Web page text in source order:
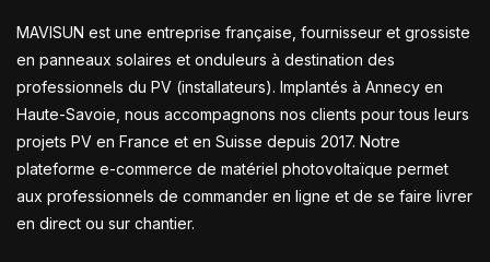
MAVISUN est une entreprise française, fournisseur et grossiste
en panneaux solaires et onduleurs à destination des
professionnels du PV (installateurs). Implantés à Annecy en
Haute-Savoie, nous accompagnons nos clients pour tous leurs
projets PV en France et en Suisse depuis 2017. Notre
plateforme e-commerce de matériel photovoltaïque permet
aux professionnels de commander en ligne et de se faire livrer
en direct ou sur chantier.